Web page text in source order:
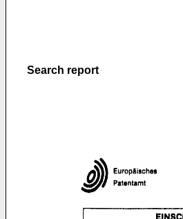
Search report